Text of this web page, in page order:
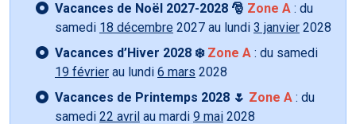
Vacances de Noël 2027-2028 🎅 Zone A : du
samedi 18 décembre 2027 au lundi 3 janvier 2028
Vacances d’Hiver 2028 ❄️ Zone A : du samedi
19 février au lundi 6 mars 2028
Vacances de Printemps 2028 🌷 Zone A : du
samedi 22 avril au mardi 9 mai 2028